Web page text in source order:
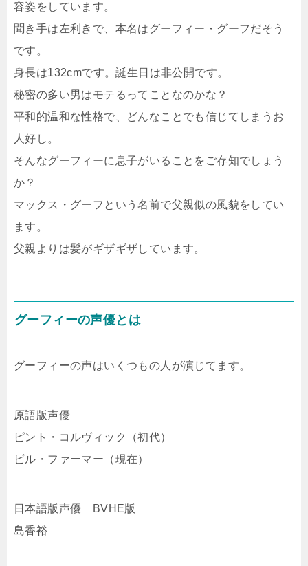
容姿をしています。
聞き手は左利きで、本名はグーフィー・グーフだそう
です。
身長は132cmです。誕生日は非公開です。
秘密の多い男はモテるってことなのかな？
平和的温和な性格で、どんなことでも信じてしまうお
人好し。
そんなグーフィーに息子がいることをご存知でしょう
か？
マックス・グーフという名前で父親似の風貌をしてい
ます。
父親よりは髪がギザギザしています。
グーフィーの声優とは
グーフィーの声はいくつもの人が演じてます。
原語版声優
ピント・コルヴィック（初代）
ビル・ファーマー（現在）
日本語版声優 BVHE版
島香裕